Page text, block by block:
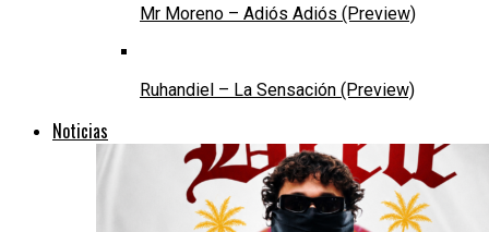
Mr Moreno – Adiós Adiós (Preview)
Ruhandiel – La Sensación (Preview)
Noticias